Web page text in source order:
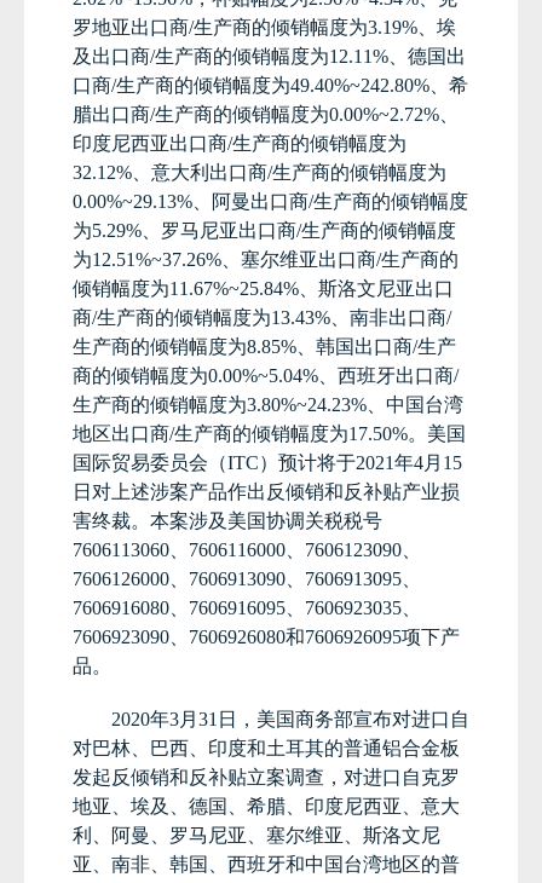
罗地亚出口商/生产商的倾销幅度为3.19%
埃
及出口商/生产商的倾销幅度为12.11% 、德国出
口商/生产商的倾销幅度为49.40%~242.80% 、希
腊出口商/生产商的倾销幅度为0.00%~2.72%
印度尼西亚出口商/生产商的倾销幅度为
32.12% 、意大利出口商/生产商的倾销幅度为
0.00%~29.13% 、阿曼出口商/生产商的倾销幅度
为5.29% 、罗马尼亚出口商/生产商的倾销幅度
为12.51%~37.26% 、塞尔维亚出口商/生产商的
倾销幅度为11.67%~25.84% 、斯洛文尼亚出口
商/生产商的倾销幅度为13.43% 、南非出口商/
生产商的倾销幅度为8.85% 、韩国出口商/生产
商的倾销幅度为0.00%~5.04% 、西班牙出口商/
生产商的倾销幅度为3.80%~24.23% 、中国台湾
地区出口商/生产商的倾销幅度为17.50%。美国
国际贸易委员会（ITC）预计将于2021年4月 15
日对上述涉案产品作出反倾销和反补贴产业损
害终裁。本案涉及美国协调关税税号
7606113060
7606116000 7606123090
7606126000
7606913090 7606913095
7606916080
7606916095 7606923035
7606923090
7606926080和7606926095项下产
品。
2020年3月 31 日，美国商务部宣布对进口自
对巴林、巴西、印度和土耳其的普通铝合金板
发起反倾销和反补贴立案调查，对进口自克罗
地亚、埃及、德国、希腊、印度尼西亚、意大
利、阿曼、罗马尼亚、塞尔维亚、斯洛文尼
亚、南非、韩国、西班牙和中国台湾地区的普